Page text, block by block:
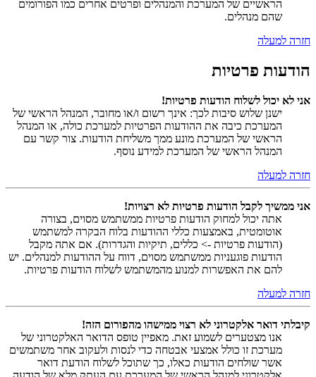
הראשיים של המערכת והמנהלים ופרטים אחרים כמו הפורומים
שהם מנהלים.
חזרה למעלה
הודעות פרטיות
אני לא יכול לשלוח הודעות פרטיות!
ישנן שלוש סיבות לכך: אינך רשום ו/או מחובר, המנהל הראשי של
המערכת כיבה את ההודעות הפרטיות למערכת כולה, או המנהל
הראשי של המערכת מונע ממך משליחת הודעות. צור קשר עם
המנהל הראשי של המערכת למידע נוסף.
חזרה למעלה
אני ממשיך לקבל הודעות פרטיות לא רצויות!
אתה יכול למחוק הודעות פרטיות ממשתמש מסוים, בצורה
אוטומטית, באמצעות כללי ההודעות בלוח הבקרה למשתמש
(הודעות פרטיות -> כללים, תיקיות והגדרות). אם אתה מקבל
הודעות פוגעניות ממשתמש מסוים, דווח על ההודעות למנהלים. יש
להם את האפשרות למנוע מהמשתמש לשלוח הודעות פרטיות.
חזרה למעלה
קיבלתי דואר אלקטרוני לא רצוי ממישהו מהפורום הזה!
אנו מצטערים לשמוע זאת. מאפיין טופס הדואר האלקטרוני של
מערכת זו כולל אמצעי אבטחה כדי לנסות ולעקוב אחר משתמשים
אשר שולחים הודעות כאלו, כך שתוכל לשלוח הודעת דואר